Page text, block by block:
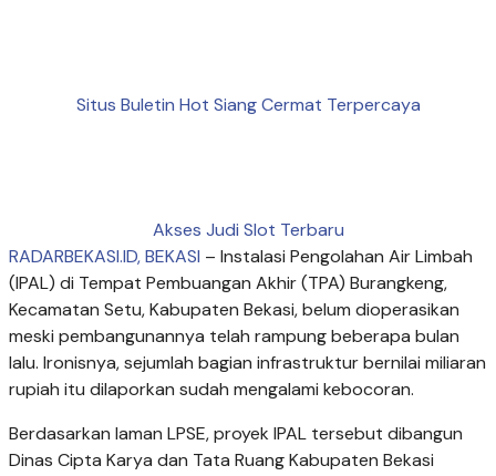
Situs Buletin Hot Siang Cermat Terpercaya
Akses Judi Slot Terbaru
RADARBEKASI.ID, BEKASI – Instalasi Pengolahan Air Limbah
(IPAL) di Tempat Pembuangan Akhir (TPA) Burangkeng,
Kecamatan Setu, Kabupaten Bekasi, belum dioperasikan
meski pembangunannya telah rampung beberapa bulan
lalu. Ironisnya, sejumlah bagian infrastruktur bernilai miliaran
rupiah itu dilaporkan sudah mengalami kebocoran.
Berdasarkan laman LPSE, proyek IPAL tersebut dibangun
Dinas Cipta Karya dan Tata Ruang Kabupaten Bekasi